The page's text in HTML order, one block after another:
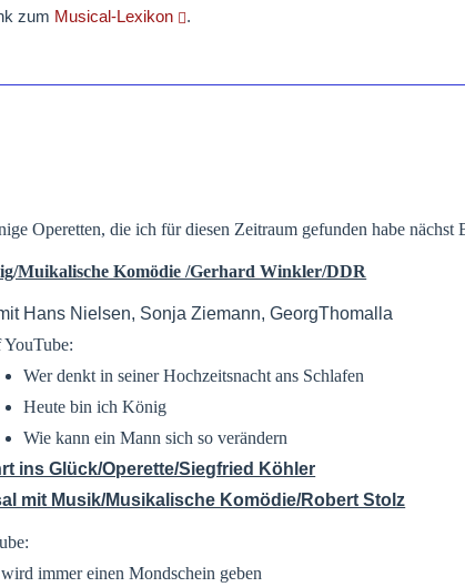
zum Musical-Lexikon .
Operetten, die ich für diesen Zeitraum gefunden habe nächst
Muikalische Komödie /Gerhard Winkler/DDR
Hans Nielsen, Sonja Ziemann, GeorgThomalla
YouTube:
Wer denkt in seiner Hochzeitsnacht ans Schlafen
Heute bin ich König
Wie kann ein Mann sich so verändern
ins Glück/Operette/Siegfried Köhler
mit Musik/Musikalische Komödie/Robert Stolz
immer einen Mondschein geben